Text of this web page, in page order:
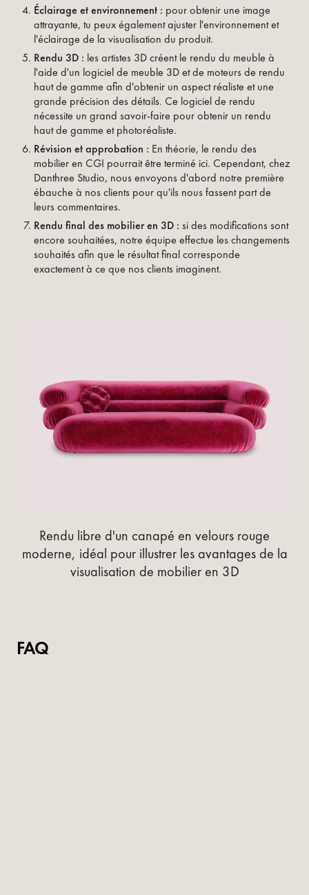
Éclairage et environnement : pour obtenir une image
attrayante, tu peux également ajuster l'environnement et
l'éclairage de la visualisation du produit.
Rendu 3D : les artistes 3D créent le rendu du meuble à
l'aide d'un logiciel de meuble 3D et de moteurs de rendu
haut de gamme afin d'obtenir un aspect réaliste et une
grande précision des détails. Ce logiciel de rendu
nécessite un grand savoir-faire pour obtenir un rendu
haut de gamme et photoréaliste.
Révision et approbation : En théorie, le rendu des
mobilier en CGI pourrait être terminé ici. Cependant, chez
Danthree Studio, nous envoyons d'abord notre première
ébauche à nos clients pour qu'ils nous fassent part de
leurs commentaires.
Rendu final des mobilier en 3D : si des modifications sont
encore souhaitées, notre équipe effectue les changements
souhaités afin que le résultat final corresponde
exactement à ce que nos clients imaginent.
Rendu libre d'un canapé en velours rouge
moderne, idéal pour illustrer les avantages de la
visualisation de mobilier en 3D
FAQ